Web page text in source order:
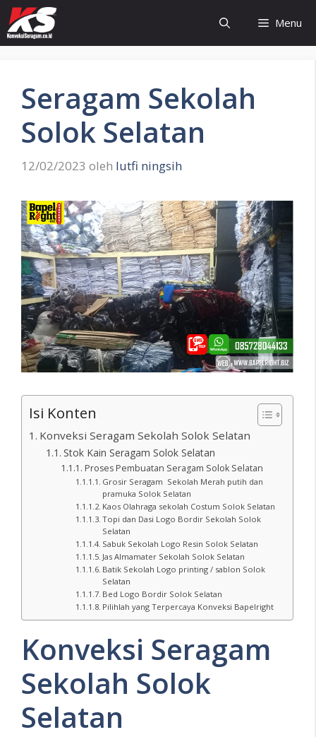
Langsung
ke
isi
Menu
Seragam Sekolah
Solok Selatan
12/02/2023 oleh lutfi ningsih
Isi Konten
Konveksi Seragam Sekolah Solok Selatan
Stok Kain Seragam Solok Selatan
Proses Pembuatan Seragam Solok Selatan
Grosir Seragam Sekolah Merah putih dan
pramuka Solok Selatan
Kaos Olahraga sekolah Costum Solok Selatan
Topi dan Dasi Logo Bordir Sekolah Solok
Selatan
Sabuk Sekolah Logo Resin Solok Selatan
Jas Almamater Sekolah Solok Selatan
Batik Sekolah Logo printing / sablon Solok
Selatan
Bed Logo Bordir Solok Selatan
Pilihlah yang Terpercaya Konveksi Bapelright
Konveksi Seragam
Sekolah Solok
Selatan